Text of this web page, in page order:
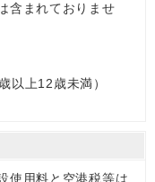
含まれておりませ
以上12歳未満）
使用料と空港税等は